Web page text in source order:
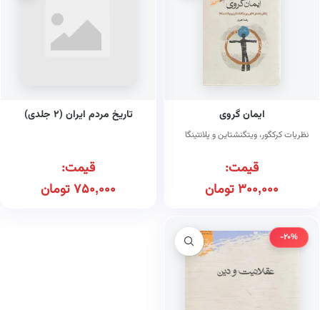
ایمان گروی
نظریات کرکگور، ویتگنشتاین و پلانتینگا
قیمت:
300,000تومان
تاریخ مردم ایران (۲ جلدی)
قیمت:
750,000تومان
-20%